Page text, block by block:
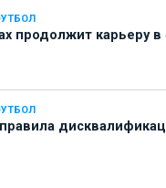
продолжит карьеру в